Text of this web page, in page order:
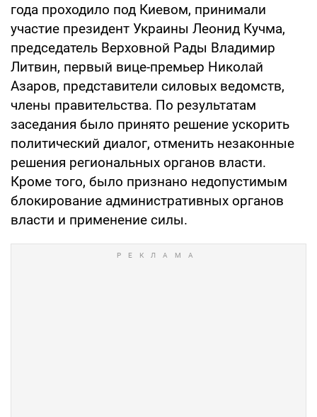
года проходило под Киевом, принимали
участие президент Украины Леонид Кучма,
председатель Верховной Рады Владимир
Литвин, первый вице-премьер Николай
Азаров, представители силовых ведомств,
члены правительства. По результатам
заседания было принято решение ускорить
политический диалог, отменить незаконные
решения региональных органов власти.
Кроме того, было признано недопустимым
блокирование административных органов
власти и применение силы.